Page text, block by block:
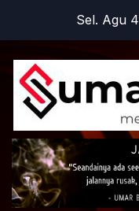
content
Sel. Agu